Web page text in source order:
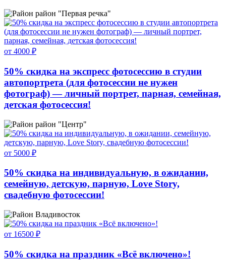
район "Первая речка"
от 4000 ₽
50% скидка на экспресс фотосессию в студии
автопортрета (для фотосессии не нужен
фотограф) — личный портрет, парная, семейная,
детская фотосессия!
район "Центр"
от 5000 ₽
50% скидка на индивидуальную, в ожидании,
семейную, детскую, парную, Love Story,
свадебную фотосессии!
Владивосток
от 16500 ₽
50% скидка на праздник «Всё включено»!